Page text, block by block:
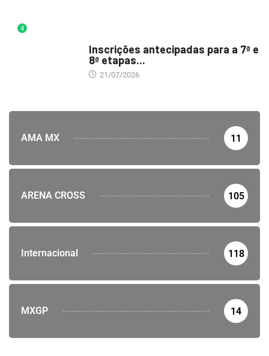
4
Inscrições antecipadas para a 7ª e
8ª etapas...
21/07/2026
AMA MX 11
ARENA CROSS 105
Internacional 118
MXGP 14